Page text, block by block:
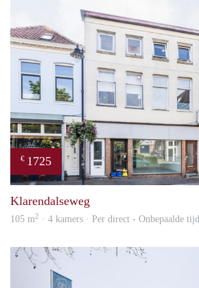
€ 1725
Klarendalseweg
105 m2 · 4 kamers · Per direct - Onbepaalde tijd